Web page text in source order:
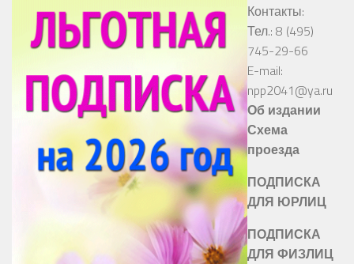
Контакты:
Тел.: 8 (495)
745-29-66
E-mail:
npp2041@ya.ru
Об издании
Схема
проезда
ПОДПИСКА
ДЛЯ ЮРЛИЦ
ПОДПИСКА
ДЛЯ ФИЗЛИЦ